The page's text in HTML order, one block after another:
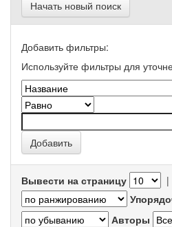
Начать новый поиск
Добавить фильтры:
Используйте фильтры для
Вывести на страницу |
Авторы